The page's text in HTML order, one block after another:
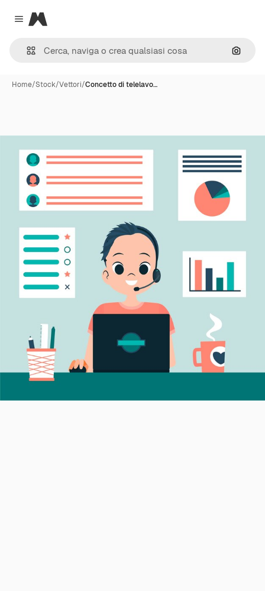
Close menu
Magnific
Cerca
Home/Stock/Vettori/Concetto di telelavo…